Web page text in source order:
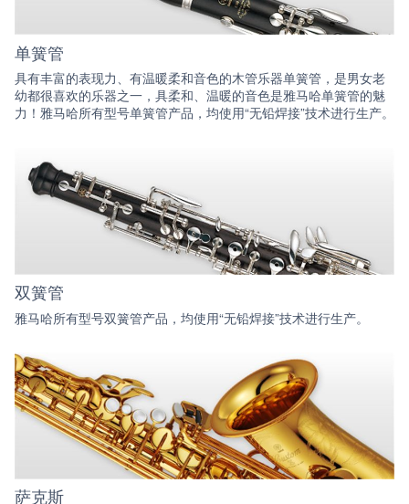
单簧管
具有丰富的表现力、有温暖柔和音色的木管乐器单簧管，是男女老
幼都很喜欢的乐器之一，具柔和、温暖的音色是雅马哈单簧管的魅
力！雅马哈所有型号单簧管产品，均使用“无铅焊接”技术进行生产。
双簧管
雅马哈所有型号双簧管产品，均使用“无铅焊接”技术进行生产。
萨克斯